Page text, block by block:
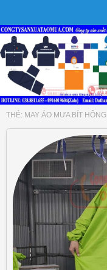
THẺ: MAY ÁO MƯA BÍT HÔNG